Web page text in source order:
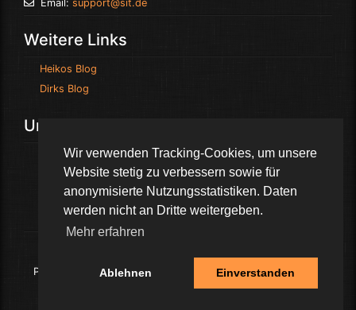
Wir verwenden Tracking-Cookies, um unsere
Website stetig zu verbessern sowie für
anonymisierte Nutzungsstatistiken. Daten
werden nicht an Dritte weitergeben.
Mehr erfahren
Ablehnen Einverstanden
Email: support@sit.de
Weitere Links
Heikos Blog
Dirks Blog
Unsere Partner
H C L
H a r b o u r - L i g h t
B l a c k B e r r y
Proudly built with and running on HCL Domino V12 using SIT
Portal DXP